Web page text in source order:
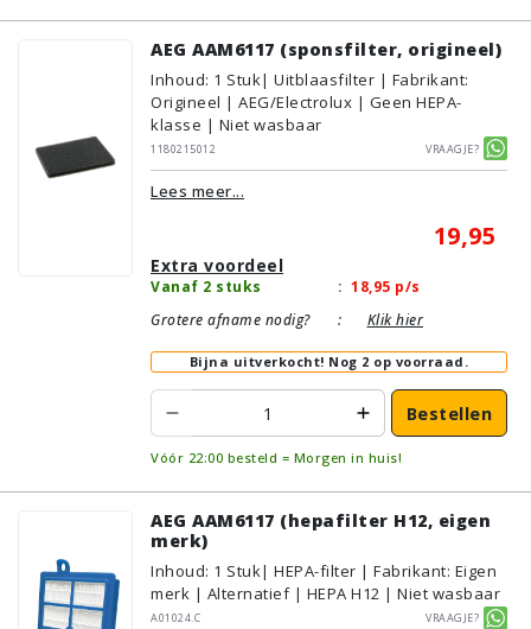
AEG AAM6117 (sponsfilter, origineel)
Inhoud: 1 Stuk| Uitblaasfilter | Fabrikant:
Origineel | AEG/Electrolux | Geen HEPA-
klasse | Niet wasbaar
1180215012
Vraagje?
Lees meer...
19,95
Extra voordeel
Vanaf 2 stuks : 18,95 p/s
Grotere afname nodig?
: Klik hier
Bijna uitverkocht! Nog 2 op voorraad.
Bestellen
Vóór 22:00 besteld = Morgen in huis!
AEG AAM6117 (hepafilter H12, eigen
merk)
Inhoud: 1 Stuk| HEPA-filter | Fabrikant: Eigen
merk | Alternatief | HEPA H12 | Niet wasbaar
A01024.C
Vraagje?